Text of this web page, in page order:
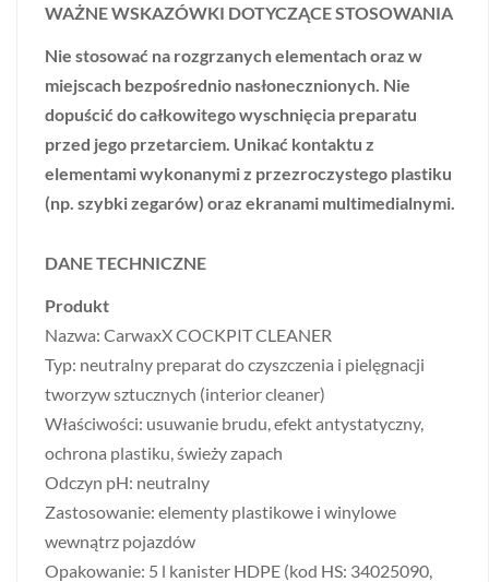
WAŻNE WSKAZÓWKI DOTYCZĄCE STOSOWANIA
Nie stosować na rozgrzanych elementach oraz w
miejscach bezpośrednio nasłonecznionych. Nie
dopuścić do całkowitego wyschnięcia preparatu
przed jego przetarciem. Unikać kontaktu z
elementami wykonanymi z przezroczystego plastiku
(np. szybki zegarów) oraz ekranami multimedialnymi.
DANE TECHNICZNE
Produkt
Nazwa: CarwaxX COCKPIT CLEANER
Typ: neutralny preparat do czyszczenia i pielęgnacji
tworzyw sztucznych (interior cleaner)
Właściwości: usuwanie brudu, efekt antystatyczny,
ochrona plastiku, świeży zapach
Odczyn pH: neutralny
Zastosowanie: elementy plastikowe i winylowe
wewnątrz pojazdów
Opakowanie: 5 l kanister HDPE (kod HS: 34025090,